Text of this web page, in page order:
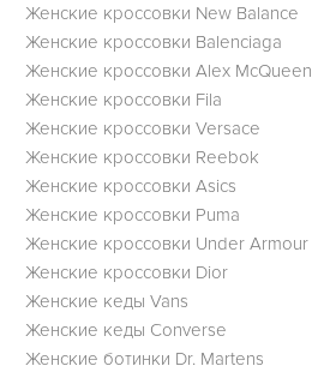
Женские кроссовки New Balance
Женские кроссовки Balenciaga
Женские кроссовки Alex McQueen
Женские кроссовки Fila
Женские кроссовки Versace
Женские кроссовки Reebok
Женские кроссовки Asics
Женские кроссовки Puma
Женские кроссовки Under Armour
Женские кроссовки Dior
Женские кеды Vans
Женские кеды Converse
Женские ботинки Dr. Martens